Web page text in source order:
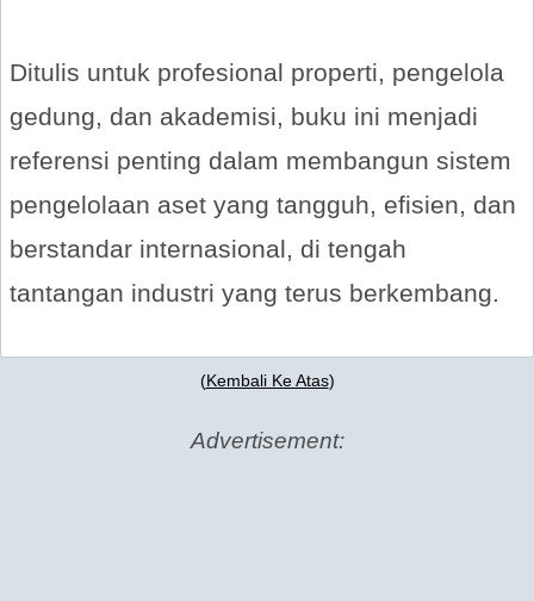
Ditulis untuk profesional properti, pengelola
gedung, dan akademisi, buku ini menjadi
referensi penting dalam membangun sistem
pengelolaan aset yang tangguh, efisien, dan
berstandar internasional, di tengah
tantangan industri yang terus berkembang.
(Kembali Ke Atas)
Advertisement: